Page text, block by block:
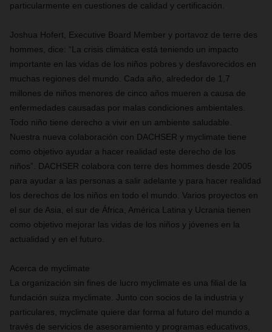
particularmente en cuestiones de calidad y certificación.
Joshua Hofert, Executive Board Member y portavoz de terre des
hommes, dice: “La crisis climática está teniendo un impacto
importante en las vidas de los niños pobres y desfavorecidos en
muchas regiones del mundo. Cada año, alrededor de 1,7
millones de niños menores de cinco años mueren a causa de
enfermedades causadas por malas condiciones ambientales.
Todo niño tiene derecho a vivir en un ambiente saludable.
Nuestra nueva colaboración con DACHSER y myclimate tiene
como objetivo ayudar a hacer realidad este derecho de los
niños”. DACHSER colabora con terre des hommes desde 2005
para ayudar a las personas a salir adelante y para hacer realidad
los derechos de los niños en todo el mundo. Varios proyectos en
el sur de Asia, el sur de África, América Latina y Ucrania tienen
como objetivo mejorar las vidas de los niños y jóvenes en la
actualidad y en el futuro.
Acerca de myclimate
La organización sin fines de lucro myclimate es una filial de la
fundación suiza myclimate. Junto con socios de la industria y
particulares, myclimate quiere dar forma al futuro del mundo a
través de servicios de asesoramiento y programas educativos,